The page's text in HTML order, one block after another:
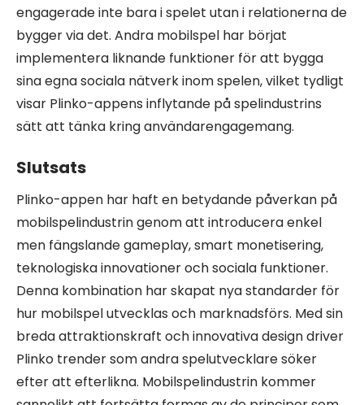
engagerade inte bara i spelet utan i relationerna de
bygger via det. Andra mobilspel har börjat
implementera liknande funktioner för att bygga
sina egna sociala nätverk inom spelen, vilket tydligt
visar Plinko-appens inflytande på spelindustrins
sätt att tänka kring användarengagemang.
Slutsats
Plinko-appen har haft en betydande påverkan på
mobilspelindustrin genom att introducera enkel
men fängslande gameplay, smart monetisering,
teknologiska innovationer och sociala funktioner.
Denna kombination har skapat nya standarder för
hur mobilspel utvecklas och marknadsförs. Med sin
breda attraktionskraft och innovativa design driver
Plinko trender som andra spelutvecklare söker
efter att efterlikna. Mobilspelindustrin kommer